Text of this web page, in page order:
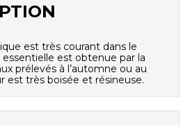
est très courant dans le
essentielle est obtenue par la
prélevés à l’automne ou au
est très boisée et résineuse.